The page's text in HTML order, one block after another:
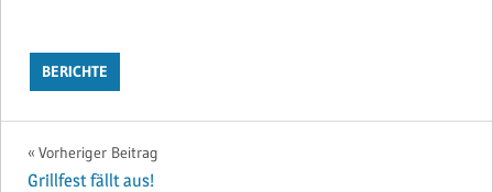
BERICHTE
Beitragsnavigation
Vorheriger Beitrag
Grillfest fällt aus!